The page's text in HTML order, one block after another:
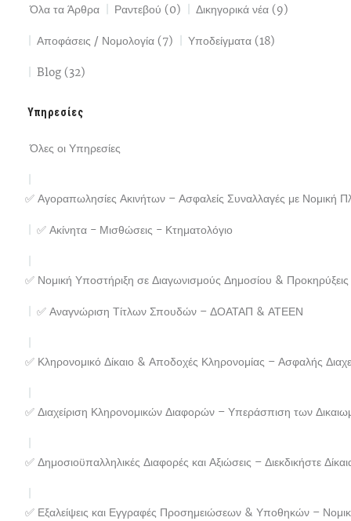
Όλα τα Άρθρα Ραντεβού (0) Δικηγορικά νέα (9)
Αποφάσεις / Νομολογία (7) Υποδείγματα (18)
Blog (32)
Υπηρεσίες
Όλες οι Υπηρεσίες
✅ Αγοραπωλησίες Ακινήτων – Ασφαλείς Συναλλαγές με Νομική
✅ Ακίνητα - Μισθώσεις - Κτηματολόγιο
✅ Νομική Υποστήριξη σε Διαγωνισμούς Δημοσίου &
✅ Αναγνώριση Τίτλων Σπουδών – ΔΟΑΤΑΠ & ΑΤΕΕΝ
✅ Κληρονομικό Δίκαιο & Αποδοχές Κληρονομίας – Ασφαλής
✅ Διαχείριση Κληρονομικών Διαφορών – Υπεράσπιση των
✅ Δημοσιοϋπαλληλικές Διαφορές και Αξιώσεις – Διεκδικήστε
✅ Εξαλείψεις και Εγγραφές Προσημειώσεων & Υποθηκών –